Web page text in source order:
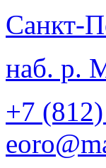
Санкт-
наб. р.
+7 (812)